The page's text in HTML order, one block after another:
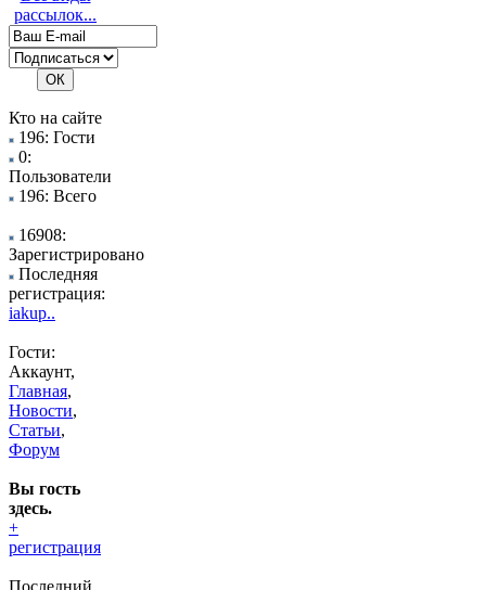
рассылок...
Кто на сайте
196: Гости
0:
Пользователи
196: Всего
16908:
Зарегистрировано
Последняя
регистрация:
iakup..
Гости:
Аккаунт,
Главная,
Новости,
Статьи,
Форум
Вы гость
здесь.
+
регистрация
Последний